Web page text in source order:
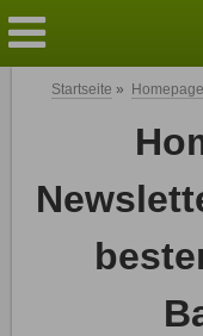
Startseite »